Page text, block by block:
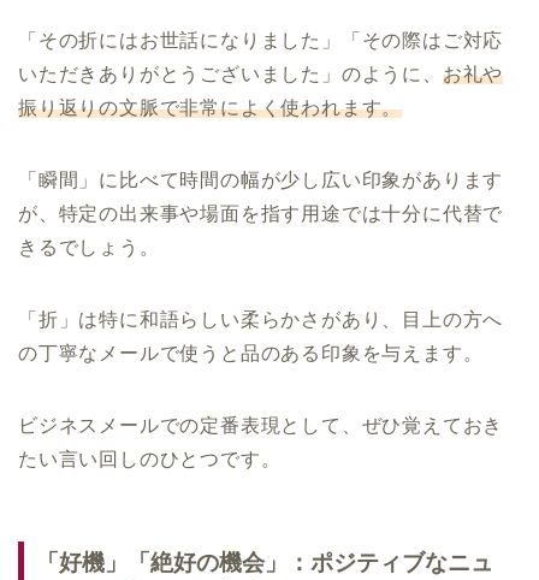
「その折にはお世話になりました」「その際はご対応
いただきありがとうございました」のように、 お礼や
振り返りの文脈で非常によく使われます。
「瞬間」に比べて時間の幅が少し広い印象があります
が、特定の出来事や場面を指す用途では十分に代替で
きるでしょう。
「折」は特に和語らしい柔らかさがあり、目上の方へ
の丁寧なメールで使うと品のある印象を与えます。
ビジネスメールでの定番表現として、ぜひ覚えておき
たい言い回しのひとつです。
「好機」「絶好の機会」：ポジティブなニュ